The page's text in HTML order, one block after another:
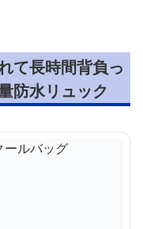
て長時間背負っ
防水リュック